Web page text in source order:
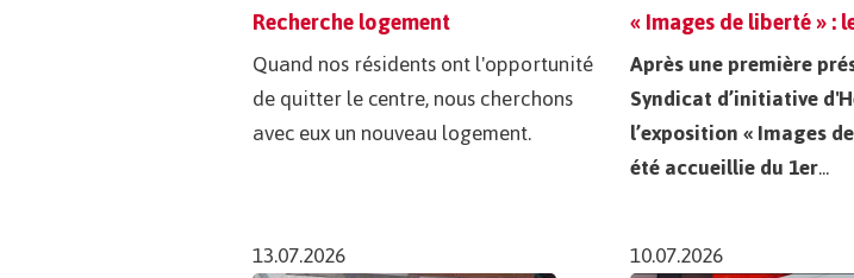
Recherche logement
Quand nos résidents ont l'opportunité
de quitter le centre, nous cherchons
avec eux un nouveau logement.
Après une première
Syndicat d’initiative
l’exposition « Images
été accueillie du 1er...
13.07.2026 10.07.2026